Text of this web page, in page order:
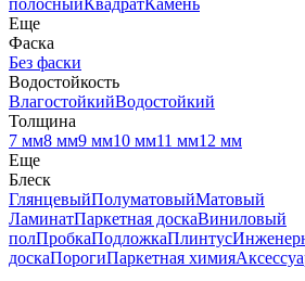
полосныйКвадратКамень
Еще
Фаска
Без фаски
Водостойкость
ВлагостойкийВодостойкий
Толщина
7 мм8 мм9 мм10 мм11 мм12 мм
Еще
Блеск
ГлянцевыйПолуматовыйМатовый
ЛаминатПаркетная доскаВиниловый
полПробкаПодложкаПлинтус
доскаПорогиПаркетная химия